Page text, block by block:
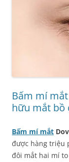
Bấm mí
hữu mắt bồ
Bấm mí mắt
được hàng triệu
đôi mắt hai mí